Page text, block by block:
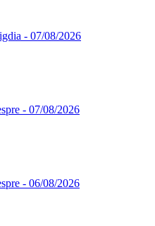
- 07/08/2026
- 07/08/2026
- 06/08/2026